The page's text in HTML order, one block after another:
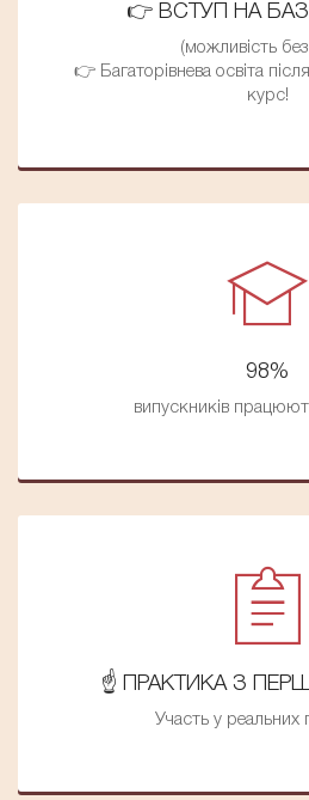
👉 ВСТУП НА
(можливість
👉 Багаторівнева освіта
курс!
98%
випускників
☝️ ПРАКТИКА З
Участь у реальних